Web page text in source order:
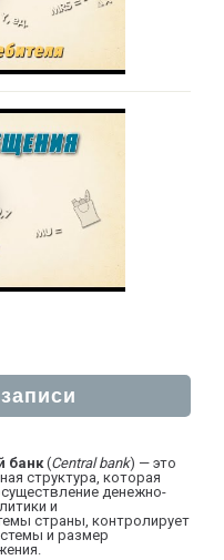
банк(Central bank) — это
структура, которая
денежно-
и
страны, контролирует
и размер